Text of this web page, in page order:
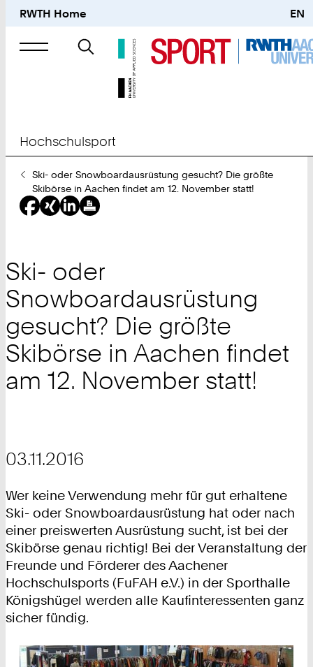
RWTH Home EN
Suche
nach
Hochschulsport
Sie
sind
hier:
Ski- oder Snowboardausrüstung gesucht? Die größte
Skibörse in Aachen findet am 12. November statt!
Ski- oder
Snowboardausrüstung
gesucht? Die größte
Skibörse in Aachen findet
am 12. November statt!
03.11.2016
Wer keine Verwendung mehr für gut erhaltene
Ski- oder Snowboardausrüstung hat oder nach
einer preiswerten Ausrüstung sucht, ist bei der
Skibörse genau richtig! Bei der Veranstaltung der
Freunde und Förderer des Aachener
Hochschulsports (FuFAH e.V.) in der Sporthalle
Königshügel werden alle Kaufinteressenten ganz
sicher fündig.